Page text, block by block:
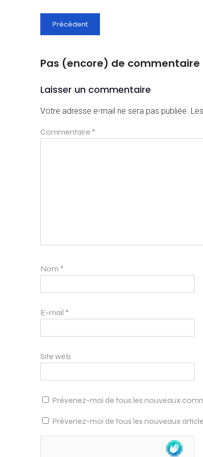
Précédent
Pas (encore) de commentaire
Laisser un commentaire
Votre adresse e-mail ne sera pas publiée.
Commentaire *
Nom *
E-mail *
Site web
Prévenez-moi de tous les nouveaux
Prévenez-moi de tous les nouveaux